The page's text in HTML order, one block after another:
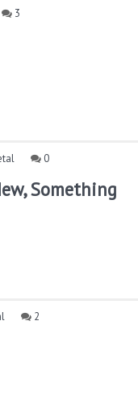
3
0
Something
2